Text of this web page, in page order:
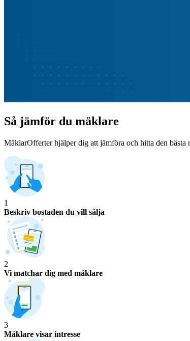
Så jämför du mäklare
MäklarOfferter hjälper dig att jämföra och hitta den bästa
1
Beskriv bostaden du vill sälja
2
Vi matchar dig med mäklare
3
Mäklare visar intresse